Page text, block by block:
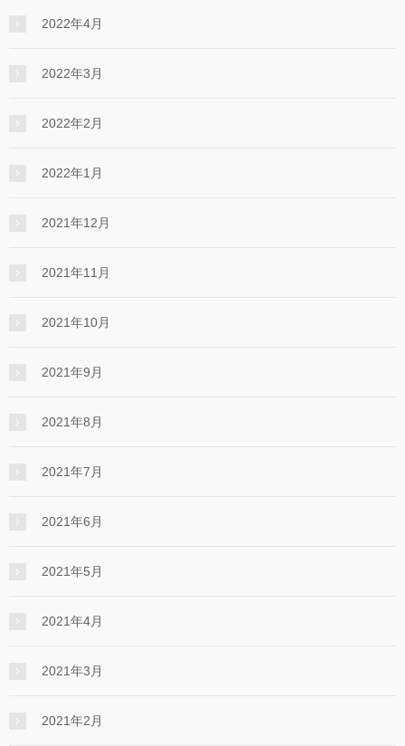
2022年4月
2022年3月
2022年2月
2022年1月
2021年12月
2021年11月
2021年10月
2021年9月
2021年8月
2021年7月
2021年6月
2021年5月
2021年4月
2021年3月
2021年2月